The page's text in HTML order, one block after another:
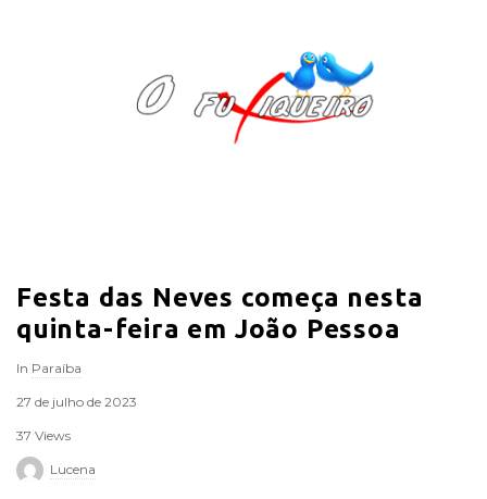
F
q
Festa das Neves começa nesta
quinta-feira em João Pessoa
In Paraíba
27 de julho de 2023
37 Views
Lucena